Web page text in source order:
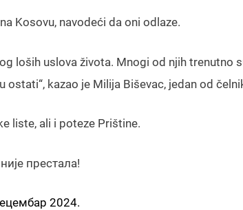
Kosovu, navodeći da oni odlaze.
loših uslova života. Mnogi od njih trenutno
kazao je Milija Biševac, jedan od
liste, ali i poteze Prištine.
престала!
2024.